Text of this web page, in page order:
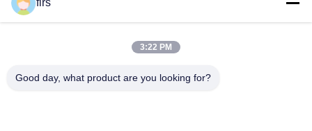
Adres
flrs
3:22 PM
Good day, what product are you looking for?